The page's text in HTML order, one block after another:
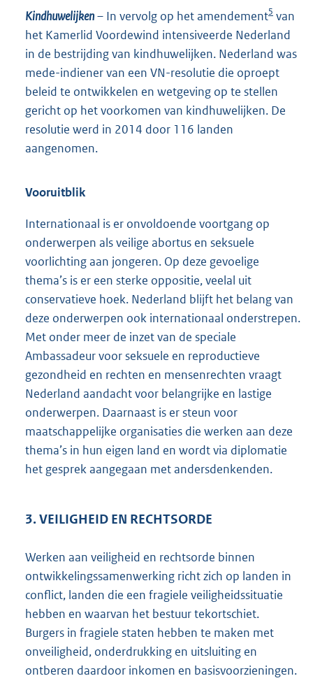
Kindhuwelijken– In vervolg op het amendement5 van
het Kamerlid Voordewind intensiveerde Nederland
in de bestrijding van kindhuwelijken. Nederland was
mede-indiener van een VN-resolutie die oproept
beleid te ontwikkelen en wetgeving op te stellen
gericht op het voorkomen van kindhuwelijken. De
resolutie werd in 2014 door 116 landen
aangenomen.
Vooruitblik
Internationaal is er onvoldoende voortgang op
onderwerpen als veilige abortus en seksuele
voorlichting aan jongeren. Op deze gevoelige
thema’s is er een sterke oppositie, veelal uit
conservatieve hoek. Nederland blijft het belang van
deze onderwerpen ook internationaal onderstrepen.
Met onder meer de inzet van de speciale
Ambassadeur voor seksuele en reproductieve
gezondheid en rechten en mensenrechten vraagt
Nederland aandacht voor belangrijke en lastige
onderwerpen. Daarnaast is er steun voor
maatschappelijke organisaties die werken aan deze
thema’s in hun eigen land en wordt via diplomatie
het gesprek aangegaan met andersdenkenden.
3. VEILIGHEID EN RECHTSORDE
Werken aan veiligheid en rechtsorde binnen
ontwikkelingssamenwerking richt zich op landen in
conflict, landen die een fragiele veiligheidssituatie
hebben en waarvan het bestuur tekortschiet.
Burgers in fragiele staten hebben te maken met
onveiligheid, onderdrukking en uitsluiting en
ontberen daardoor inkomen en basisvoorzieningen.